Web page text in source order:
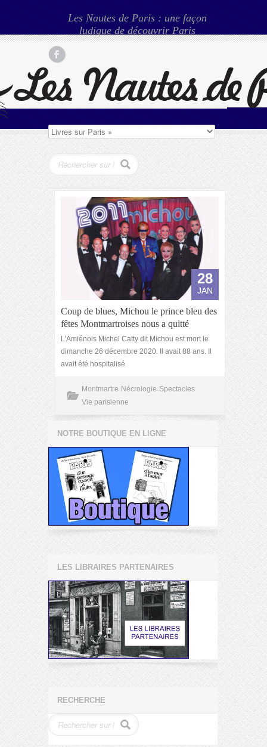
Les Nautes de Paris : une façon
ludique de découvrir Paris
28
JAN
Coup de blues, Michou le prince bleu des
fêtes Montmartroises nous a quitté
L’Amiénois Michel Catty dit Michou est mort le
dimanche 26 décembre 2020. Il avait 88 ans. Il
avait été hospitalisé
Montmartre Nécrologie Spectacles
Vie parisienne
NOTRE BOUTIQUE EN LIGNE
LES LIBRAIRES PARTENAIRES
RECHERCHE